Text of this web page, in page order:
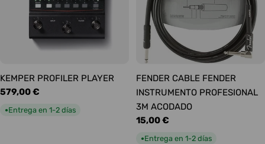
KEMPER PROFILER PLAYER
Precio
habitual
579,00 €
●Entrega en 1-2 días
FENDER CABLE FENDER
INSTRUMENTO PROFESIONAL
3M ACODADO
Precio
habitual
15,00 €
●Entrega en 1-2 días